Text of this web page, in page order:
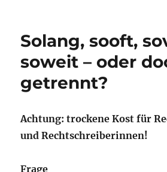
Solang, sooft,
soweit – oder
getrennt?
Achtung: trockene Kost für
und Rechtschreiberinnen!
Frage